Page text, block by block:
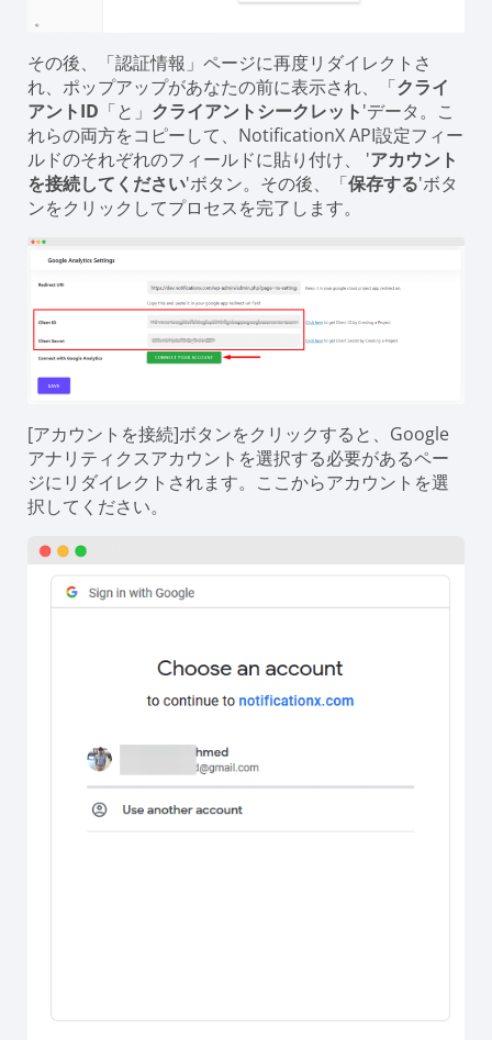
その後、「認証情報」ページに再度リダイレクトさ
れ、ポップアップがあなたの前に表示され、「クライ
アントID 「と」 クライアントシークレット'データ。こ
れらの両方をコピーして、NotificationX API設定フィー
ルドのそれぞれのフィールドに貼り付け、 'アカウント
を接続してください'ボタン。その後、「保存する'ボタ
ンをクリックしてプロセスを完了します。
[アカウントを接続]ボタンをクリックすると、Google
アナリティクスアカウントを選択する必要があるペー
ジにリダイレクトされます。ここからアカウントを選
択してください。